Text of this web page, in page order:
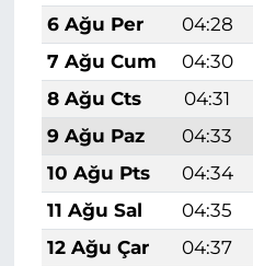
6 Ağu Per
04:28
7 Ağu Cum
04:30
8 Ağu Cts
04:31
9 Ağu Paz
04:33
10 Ağu Pts
04:34
11 Ağu Sal
04:35
12 Ağu Çar
04:37